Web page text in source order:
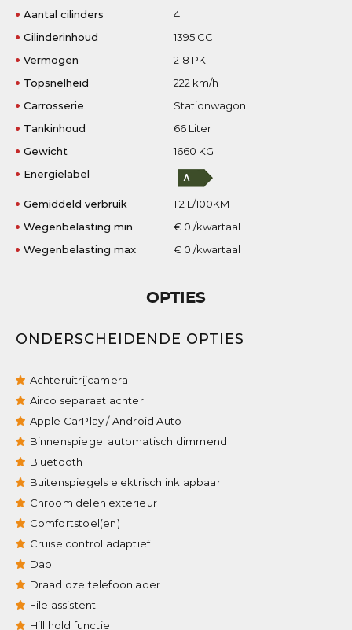
Aantal cilinders
4
Cilinderinhoud
1395 CC
Vermogen
218 PK
Topsnelheid
222 km/h
Carrosserie
Stationwagon
Tankinhoud
66 Liter
Gewicht
1660 KG
Energielabel
Gemiddeld verbruik
1.2 L/100KM
Wegenbelasting min
€ 0 /kwartaal
Wegenbelasting max
€ 0 /kwartaal
OPTIES
ONDERSCHEIDENDE OPTIES
Achteruitrijcamera
Airco separaat achter
Apple CarPlay / Android Auto
Binnenspiegel automatisch dimmend
Bluetooth
Buitenspiegels elektrisch inklapbaar
Chroom delen exterieur
Comfortstoel(en)
Cruise control adaptief
Dab
Draadloze telefoonlader
File assistent
Hill hold functie